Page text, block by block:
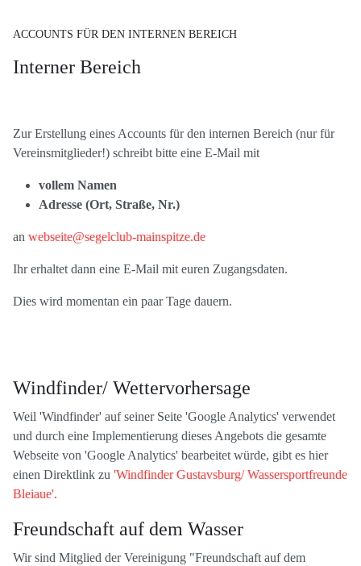
ACCOUNTS FÜR DEN INTERNEN BEREICH
Interner Bereich
Zur Erstellung eines Accounts für den internen Bereich (nur für
Vereinsmitglieder!) schreibt bitte eine E-Mail mit
vollem Namen
Adresse (Ort, Straße, Nr.)
an webseite@segelclub-mainspitze.de
Ihr erhaltet dann eine E-Mail mit euren Zugangsdaten.
Dies wird momentan ein paar Tage dauern.
Windfinder/ Wettervorhersage
Weil 'Windfinder' auf seiner Seite 'Google Analytics' verwendet
und durch eine Implementierung dieses Angebots die gesamte
Webseite von 'Google Analytics' bearbeitet würde, gibt es hier
einen Direktlink zu 'Windfinder Gustavsburg/ Wassersportfreunde
Bleiaue'.
Freundschaft auf dem Wasser
Wir sind Mitglied der Vereinigung "Freundschaft auf dem